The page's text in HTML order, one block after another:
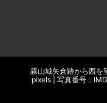
霧山城矢倉跡から西
pixels | 写真番号：